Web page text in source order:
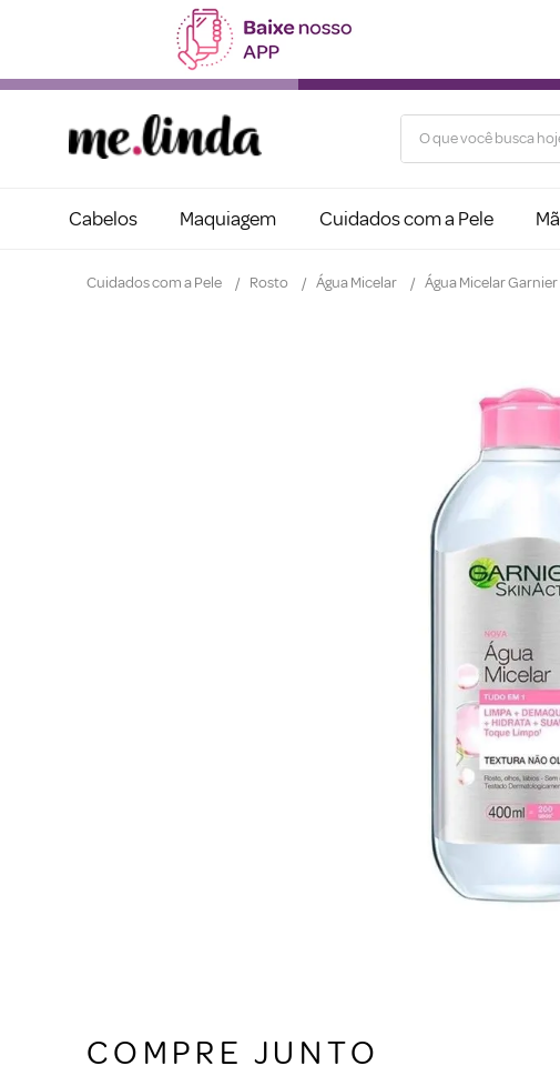
O que você busca
Cabelos Maquiagem Cuidados com a Pele
Cuidados com a Pele Rosto Água Micelar Água Micelar
COMPRE JUNTO